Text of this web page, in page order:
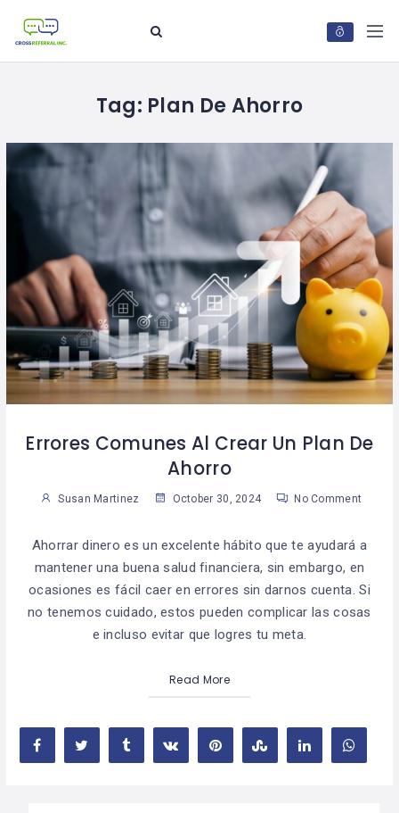
Tag: Plan De Ahorro
Errores Comunes Al Crear Un Plan De
Ahorro
Susan Martinez October 30, 2024 No Comment
Ahorrar dinero es un excelente hábito que te ayudará a
mantener una buena salud financiera, sin embargo, en
ocasiones es fácil caer en errores sin darnos cuenta. Si
no tenemos cuidado, estos pueden complicar las cosas
e incluso evitar que logres tu meta.
Read More